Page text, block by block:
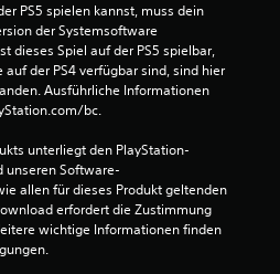
e
w
r
t
u
PS5 spielen kannst, muss dein
der Systemsoftware
dieses Spiel auf der PS5 spielbar,
der PS4 verfügbar sind, sind hier
Ausführliche Informationen
bc.
unterliegt den PlayStation-
unseren Software-
allen für dieses Produkt geltenden
erfordert die Zustimmung
wichtige Informationen finden